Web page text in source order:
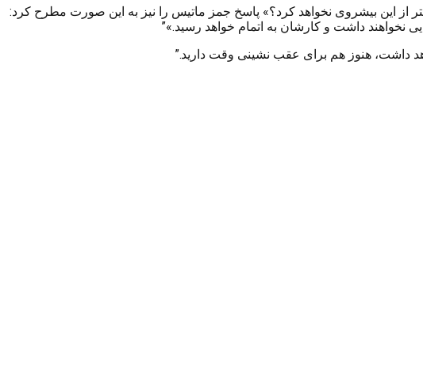
از این بیشروی نخواهد کرد؟» پاسخ جمز ماتیس را نیز به این صورت مطرح کرد:
نخواهند داشت و کارشان به اتمام خواهد رسید.»”
داشت، هنوز هم برای عقب نشینی وقت دارید.”